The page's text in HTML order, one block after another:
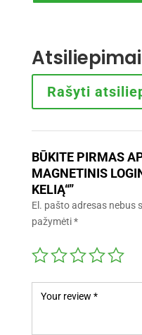
was: is:
Atsiliepimai
Rašyti
BŪKITE PIRMAS
MAGNETINIS
KELIĄ“”
El. pašto adresas nebus
pažymėti*